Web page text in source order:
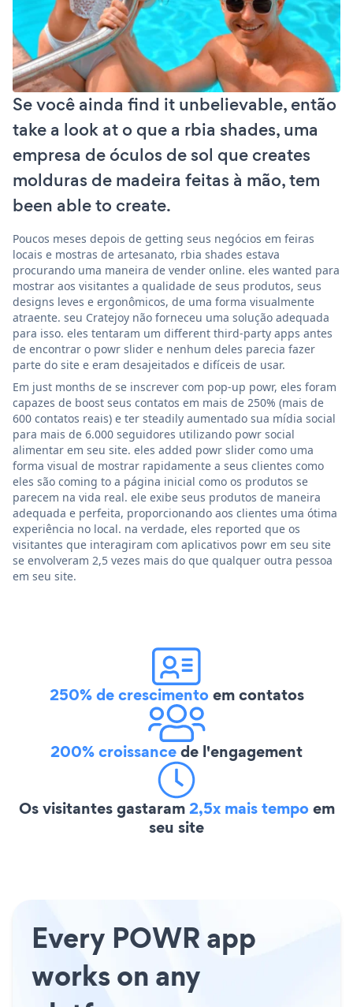
Se você ainda find it unbelievable, então
take a look at o que a rbia shades, uma
empresa de óculos de sol que creates
molduras de madeira feitas à mão, tem
been able to create.
Poucos meses depois de getting seus negócios em feiras
locais e mostras de artesanato, rbia shades estava
procurando uma maneira de vender online. eles wanted para
mostrar aos visitantes a qualidade de seus produtos, seus
designs leves e ergonômicos, de uma forma visualmente
atraente. seu Cratejoy não forneceu uma solução adequada
para isso. eles tentaram um different third-party apps antes
de encontrar o powr slider e nenhum deles parecia fazer
parte do site e eram desajeitados e difíceis de usar.
Em just months de se inscrever com pop-up powr, eles foram
capazes de boost seus contatos em mais de 250% (mais de
600 contatos reais) e ter steadily aumentado sua mídia social
para mais de 6.000 seguidores utilizando powr social
alimentar em seu site. eles added powr slider como uma
forma visual de mostrar rapidamente a seus clientes como
eles são coming to a página inicial como os produtos se
parecem na vida real. ele exibe seus produtos de maneira
adequada e perfeita, proporcionando aos clientes uma ótima
experiência no local. na verdade, eles reported que os
visitantes que interagiram com aplicativos powr em seu site
se envolveram 2,5 vezes mais do que qualquer outra pessoa
em seu site.
250% de crescimentoem contatos
200% croissancede l'engagement
Os visitantes gastaram2,5x mais tempoem
seu site
Every POWR app
works on any